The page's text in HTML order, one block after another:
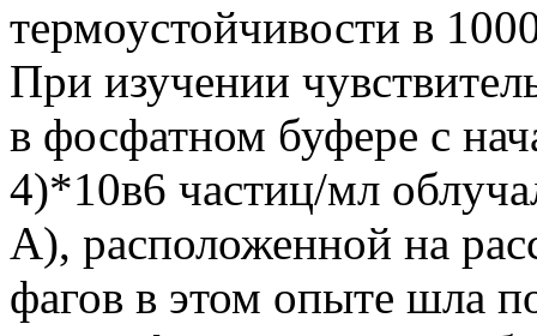
термоустойчивости в
При изучении
в фосфатном буфере с
4)*10в6 частиц/мл
А), расположенной на
фагов в этом опыте шла